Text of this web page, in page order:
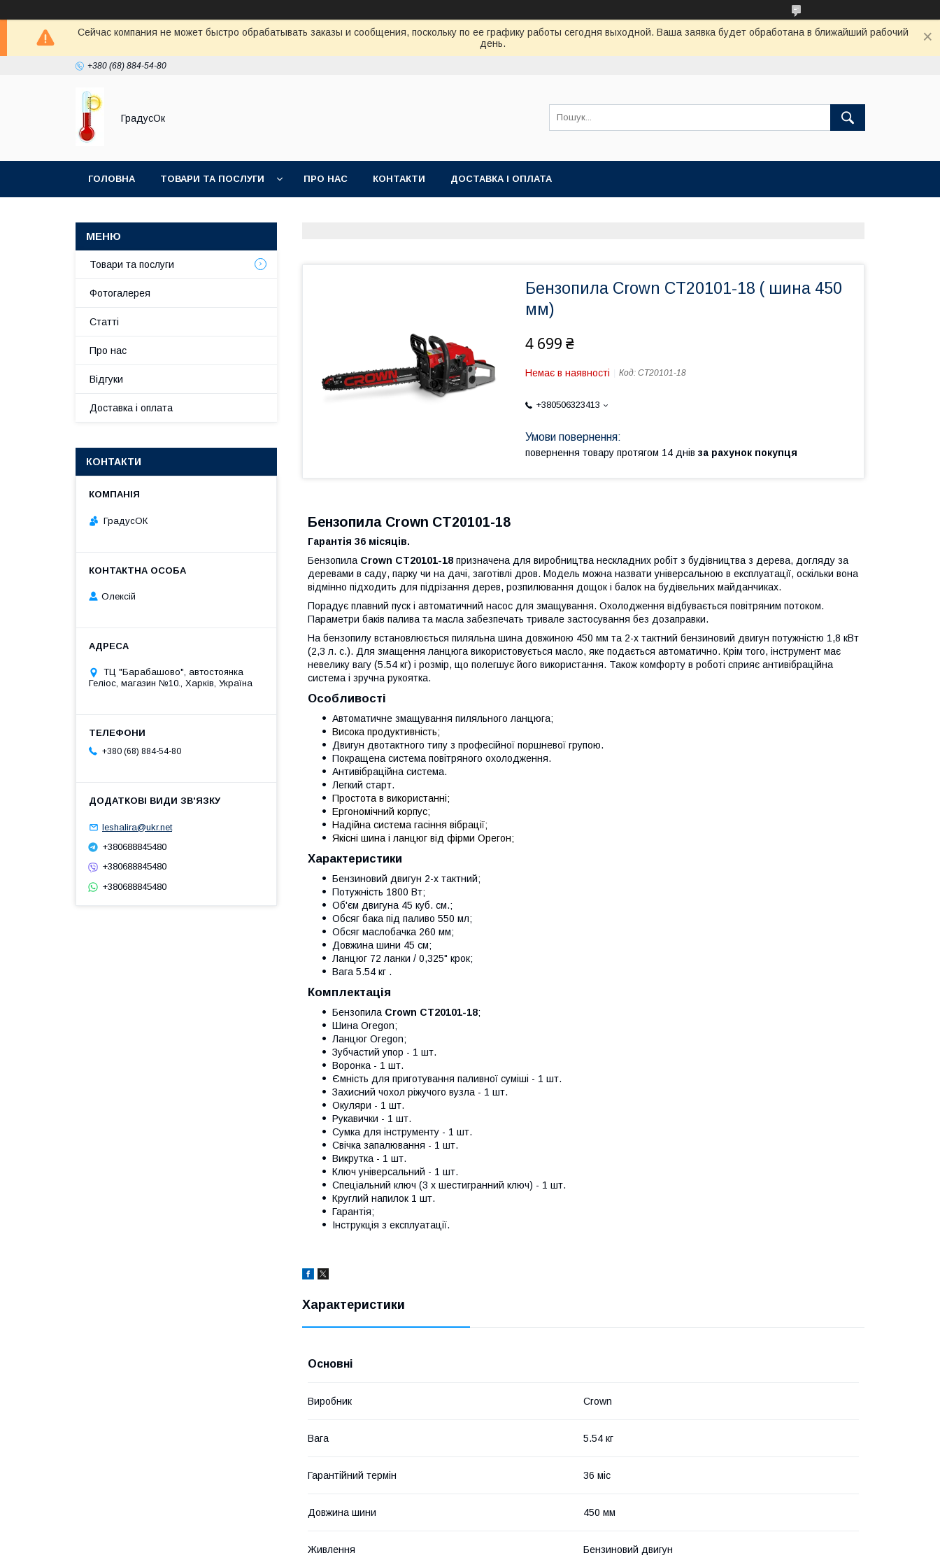
Сейчас компания не может быстро обрабатывать заказы и сообщения, поскольку по ее графику работы сегодня выходной. Ваша заявка будет обработана в ближайший рабочий
день.
+380 (68) 884-54-80
ГрадусОк
ГОЛОВНА ТОВАРИ ТА ПОСЛУГИ ПРО НАС КОНТАКТИ ДОСТАВКА І ОПЛАТА
Бензопила Crown CT20101-18 ( шина 450
мм)
4 699 ₴
Немає в наявності Код: CT20101-18
+380506323413
повернення товару протягом 14 днів за рахунок покупця
Бензопила Crown CT20101-18
Гарантія 36 місяців.
Бензопила Crown CT20101-18 призначена для виробництва нескладних робіт з будівництва з дерева, догляду за
деревами в саду, парку чи на дачі, заготівлі дров. Модель можна назвати універсальною в експлуатації, оскільки вона
відмінно підходить для підрізання дерев, розпилювання дощок і балок на будівельних майданчиках.
Порадує плавний пуск і автоматичний насос для змащування. Охолодження відбувається повітряним потоком.
Параметри баків палива та масла забезпечать тривале застосування без дозаправки.
На бензопилу встановлюється пиляльна шина довжиною 450 мм та 2-х тактний бензиновий двигун потужністю 1,8 кВт
(2,3 л. с.). Для змащення ланцюга використовується масло, яке подається автоматично. Крім того, інструмент має
невелику вагу (5.54 кг) і розмір, що полегшує його використання. Також комфорту в роботі сприяє антивібраційна
система і зручна рукоятка.
Особливості
Автоматичне змащування пиляльного ланцюга;
Висока продуктивність;
Двигун двотактного типу з професійної поршневої групою.
Покращена система повітряного охолодження.
Антивібраційна система.
Легкий старт.
Простота в використанні;
Ергономічний корпус;
Надійна система гасіння вібрації;
Якісні шина і ланцюг від фірми Орегон;
Характеристики
Бензиновий двигун 2-х тактний;
Потужність 1800 Вт;
Об'єм двигуна 45 куб. см.;
Обсяг бака під паливо 550 мл;
Обсяг маслобачка 260 мм;
Довжина шини 45 см;
Ланцюг 72 ланки / 0,325" крок;
Вага 5.54 кг .
Комплектація
Бензопила Crown CT20101-18;
Шина Oregon;
Ланцюг Oregon;
Зубчастий упор - 1 шт.
Воронка - 1 шт.
Ємність для приготування паливної суміші - 1 шт.
Захисний чохол ріжучого вузла - 1 шт.
Окуляри - 1 шт.
Рукавички - 1 шт.
Сумка для інструменту - 1 шт.
Свічка запалювання - 1 шт.
Викрутка - 1 шт.
Ключ універсальний - 1 шт.
Спеціальний ключ (3 х шестигранний ключ) - 1 шт.
Круглий напилок 1 шт.
Гарантія;
Інструкція з експлуатації.
Характеристики
Основні
Виробник Crown
Вага 5.54 кг
Гарантійний термін 36 міс
Довжина шини 450 мм
Живлення Бензиновий двигун
Товари та послуги
Фотогалерея
Статті
Про нас
Відгуки
Доставка і оплата
КОНТАКТИ
ГрадусОК
Олексій
ТЦ "Барабашово", автостоянка
Геліос, магазин №10., Харків, Україна
+380 (68) 884-54-80
leshalira@ukr.net
+380688845480
+380688845480
+380688845480